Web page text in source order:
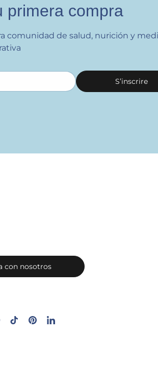
primera compra
comunidad de salud, nurición y
S’inscrire
con nosotros
TikTokPinterestLinkedIn